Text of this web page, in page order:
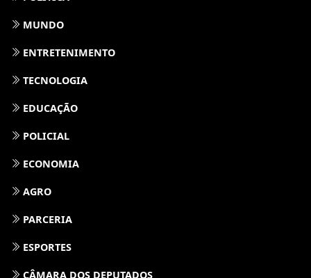
MUNDO
ENTRETENIMENTO
TECNOLOGIA
EDUCAÇÃO
POLICIAL
ECONOMIA
AGRO
PARCERIA
ESPORTES